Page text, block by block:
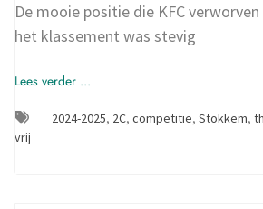
De mooie positie die KFC
het klassement was stevig
Lees verder ...
2024-2025, 2C, competitie, Stokkem,
vrij